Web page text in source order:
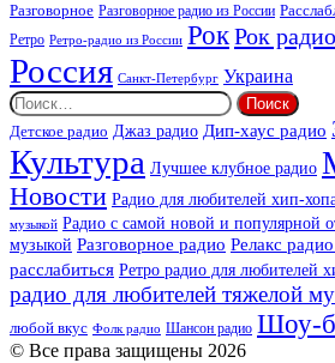
Разговорное Разговорное радио из России
Ретро Ретро-радио из России РокРок
Россия Санкт-Петербург Украина
Найти:
Детское радио Джаз радио Дип-хаус радио
Культура Лучшее клубное радио
Новости Радио для любителей хип-
музыкой Радио с самой новой и популярной
музыкой Разговорное радио Релакс
расслабиться Ретро радио для любителей
радио для любителей тяжелой
любой вкус Фолк радио Шансон радио Шоу-
© Все права защищены 2026